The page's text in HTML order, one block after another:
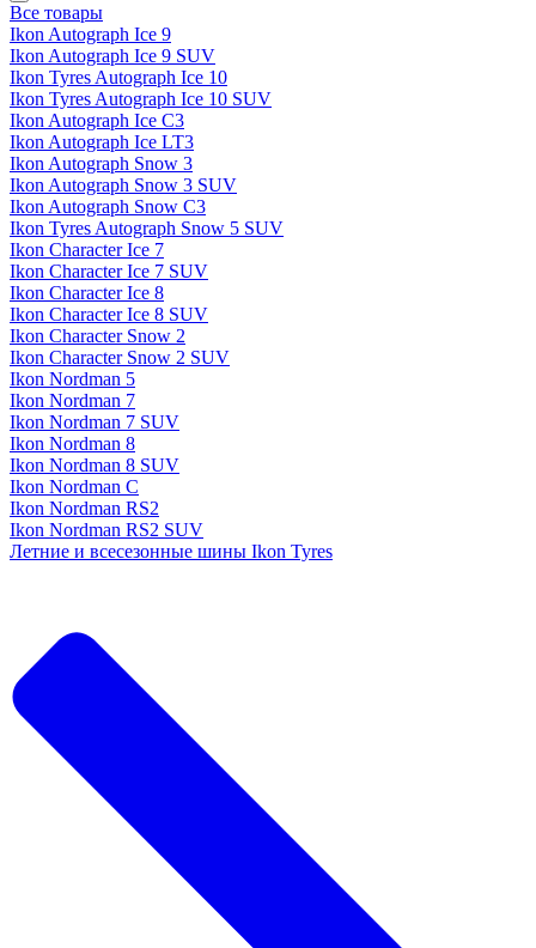
Все товары
Ikon Autograph Ice 9
Ikon Autograph Ice 9 SUV
Ikon Tyres Autograph Ice 10
Ikon Tyres Autograph Ice 10 SUV
Ikon Autograph Ice C3
Ikon Autograph Ice LT3
Ikon Autograph Snow 3
Ikon Autograph Snow 3 SUV
Ikon Autograph Snow C3
Ikon Tyres Autograph Snow 5 SUV
Ikon Character Ice 7
Ikon Character Ice 7 SUV
Ikon Character Ice 8
Ikon Character Ice 8 SUV
Ikon Character Snow 2
Ikon Character Snow 2 SUV
Ikon Nordman 5
Ikon Nordman 7
Ikon Nordman 7 SUV
Ikon Nordman 8
Ikon Nordman 8 SUV
Ikon Nordman C
Ikon Nordman RS2
Ikon Nordman RS2 SUV
Летние и всесезонные шины Ikon Tyres